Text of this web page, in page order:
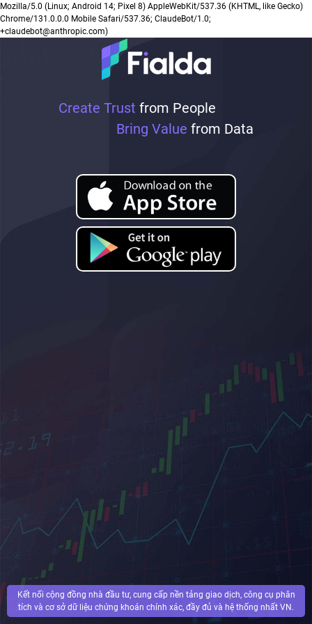
Create Trust from People
Bring Value from Data
Kết nối cộng đồng nhà đầu tư, cung cấp nền tảng giao dịch, công cụ phân
tích và cơ sở dữ liệu chứng khoán chính xác, đầy đủ và hệ thống nhất VN.
Mozilla/5.0 (Linux; Android 14; Pixel 8) AppleWebKit/537.36 (KHTML, like Gecko)
Chrome/131.0.0.0 Mobile Safari/537.36; ClaudeBot/1.0;
+claudebot@anthropic.com)